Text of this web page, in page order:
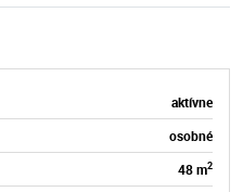
aktívne
osobné
48 m2